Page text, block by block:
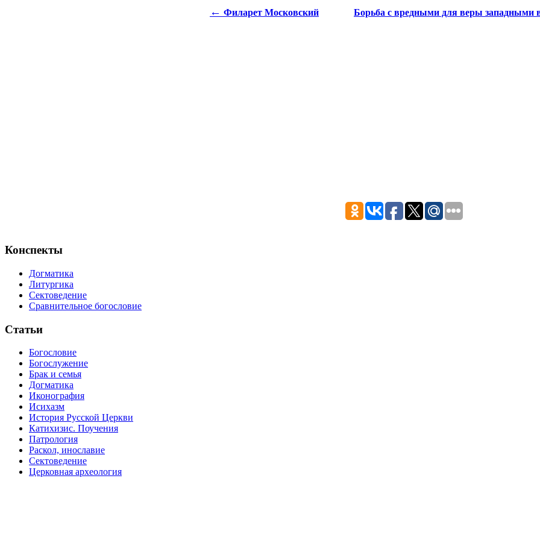
← Филарет Московский Борьба с вредными для веры западными
Конспекты
Догматика
Литургика
Сектоведение
Сравнительное богословие
Статьи
Богословие
Богослужение
Брак и семья
Догматика
Иконография
Исихазм
История Русской Церкви
Катихизис. Поучения
Патрология
Раскол, инославие
Сектоведение
Церковная археология